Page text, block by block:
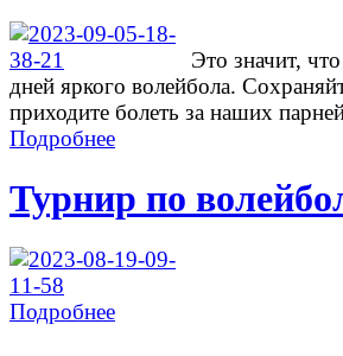
Это значит,
дней яркого волейбола.
приходите болеть за наших
Подробнее
Турнир по
Подробнее